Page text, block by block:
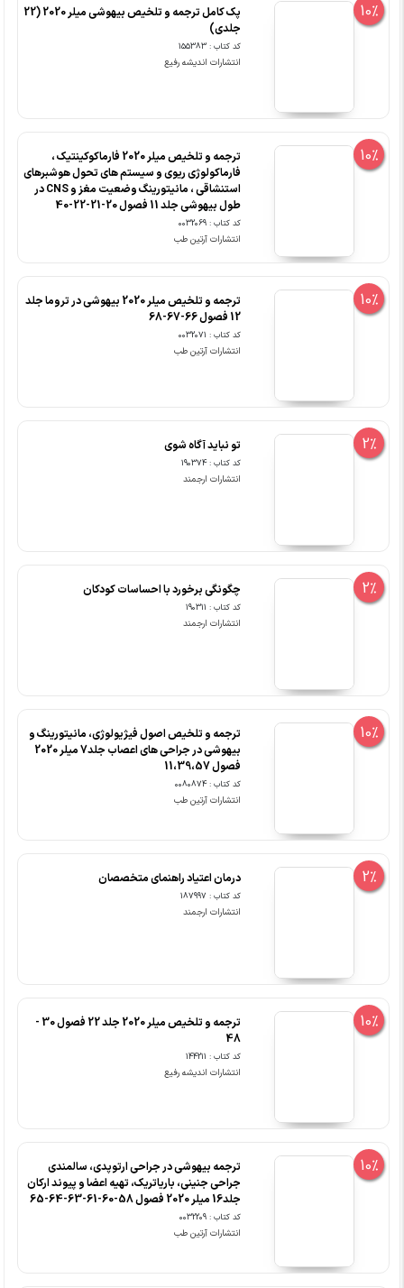
10%
پک کامل ترجمه و تلخیص بیهوشی میلر 2020 (22
جلدی)
کد کتاب : 155383
انتشارات اندیشه رفیع
10%
ترجمه و تلخیص میلر 2020 فارماکوکینتیک ،
فارماکولوژی ریوی و سیستم های تحول هوشبرهای
استنشاقی ، مانیتورینگ وضعیت مغز و CNS در
طول بیهوشی جلد 11 فصول 20-21-22-40
کد کتاب : 0032069
انتشارات آرتین طب
10%
ترجمه و تلخیص میلر 2020 بیهوشی در تروما جلد
12 فصول 66-67-68
کد کتاب : 0032071
انتشارات آرتین طب
2% تو نباید آگاه شوی
کد کتاب : 190374
انتشارات ارجمند
2% چگونگی برخورد با احساسات کودکان
کد کتاب : 190311
انتشارات ارجمند
10%
ترجمه و تلخیص اصول فیژیولوژی، مانیتورینگ و
بیهوشی در جراحی های اعصاب جلد7 میلر 2020
فصول 11،39،57
کد کتاب : 0080874
انتشارات آرتین طب
2% درمان اعتیاد راهنمای متخصصان
کد کتاب : 187997
انتشارات ارجمند
10%
ترجمه و تلخیص میلر 2020 جلد 22 فصول 30 -
48
کد کتاب : 144211
انتشارات اندیشه رفیع
10%
ترجمه بیهوشی در جراحی ارتوپدی، سالمندی
جراحی جنینی، باریاتریک، تهیه اعضا و پیوند ارکان
جلد16 میلر 2020 فصول 58-60-61-63-64-65
کد کتاب : 0032209
انتشارات آرتین طب